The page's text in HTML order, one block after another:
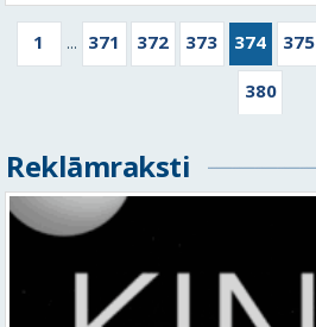
1 ... 371 372 373 374 375
380
Reklāmraksti